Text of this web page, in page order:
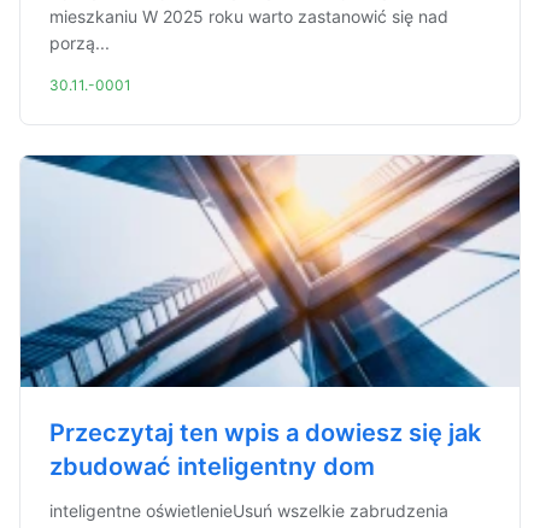
mieszkaniu W 2025 roku warto zastanowić się nad
porzą...
30.11.-0001
Przeczytaj ten wpis a dowiesz się jak
zbudować inteligentny dom
inteligentne oświetlenieUsuń wszelkie zabrudzenia